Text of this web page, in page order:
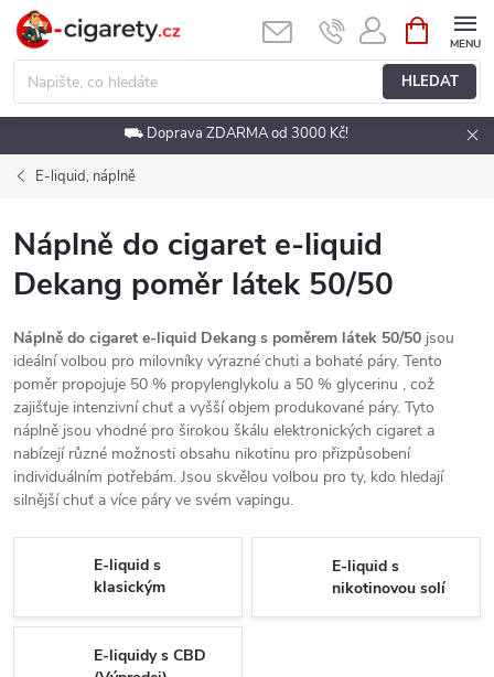
Přejít
obsah
HLEDAT
NÁKUPNÍ
KOŠÍK
⛟ Doprava ZDARMA od 3000 Kč!
E-liquid, náplně
Náplně do cigaret e-liquid
Dekang poměr látek 50/50
Náplně do cigaret e-liquid Dekang s poměrem látek 50/50 jsou
ideální volbou pro milovníky výrazné chuti a bohaté páry. Tento
poměr propojuje 50 % propylenglykolu a 50 % glycerinu , což
zajišťuje intenzivní chuť a vyšší objem produkované páry. Tyto
náplně jsou vhodné pro širokou škálu elektronických cigaret a
nabízejí různé možnosti obsahu nikotinu pro přizpůsobení
individuálním potřebám. Jsou skvělou volbou pro ty, kdo hledají
silnější chuť a více páry ve svém vapingu.
E-liquid s
klasickým
E-liquid s
nikotinovou solí
E-liquidy s CBD